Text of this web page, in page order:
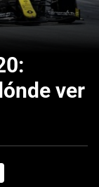
ver